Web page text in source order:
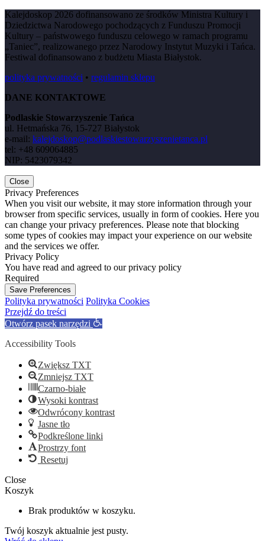
Kalejdoskop 2026 dofinansowano ze środków Ministra Kultury i
Dziedzictwa Narodowego pochodzących z Funduszu Promocji
Kultury – państwowego funduszu celowego w ramach programu
„Taniec”, realizowanego przez Narodowy Instytut Muzyki i Tańca.
Festiwal dofinansowano z budżetu Miasta Białystok.
polityka prywatności • regulamin sklepu
DANE KONTAKTOWE
Podlaskie Stowarzyszenie Tańca
ul. Hetmańska 76, 15-727 Białystok
e-mail: kalejdoskop@podlaskiestowarzyszenietanca.pl
tel: +48 609064885
NIP: 5423079342
Close
Privacy Preferences
When you visit our website, it may store information through your
browser from specific services, usually in form of cookies. Here you
can change your privacy preferences. Please note that blocking
some types of cookies may impact your experience on our website
and the services we offer.
Privacy Policy
You have read and agreed to our privacy policy
Required
Save Preferences
Polityka prywatności Polityka Cookies
Przejdź do treści
Otwórz pasek narzędzi
Accessibility Tools
Zwiększ TXT
Zmniejsz TXT
Czarno-białe
Wysoki kontrast
Odwrócony kontrast
Jasne tło
Podkreślone linki
Prostrzy font
Resetuj
Close
Koszyk
Brak produktów w koszyku.
Twój koszyk aktualnie jest pusty.